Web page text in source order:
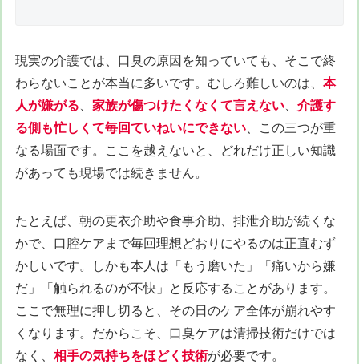
現実の介護では、口臭の原因を知っていても、そこで終
わらないことが本当に多いです。むしろ難しいのは、 本
人が嫌がる
家族が傷つけたくなくて言えない
介護す
る側も忙しくて毎回ていねいにできない 、この三つが重
なる場面です。ここを越えないと、どれだけ正しい知識
があっても現場では続きません。
たとえば、朝の更衣介助や食事介助、排泄介助が続くな
かで、口腔ケアまで毎回理想どおりにやるのは正直むず
かしいです。しかも本人は「もう磨いた」「痛いから嫌
だ」「触られるのが不快」と反応することがあります。
ここで無理に押し切ると、その日のケア全体が崩れやす
くなります。だからこそ、口臭ケアは清掃技術だけでは
なく、 相手の気持ちをほどく技術が必要です。